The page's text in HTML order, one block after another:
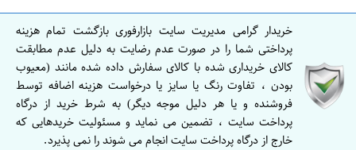
خریدار گرامی مدیریت سایت بازارفوری بازگشت تمام هزینه
پرداختی شما را در صورت عدم رضایت به دلیل عدم مطابقت
کالای خریداری شده با کالای سفارش داده شده مانند (معیوب
بودن ، تفاوت رنگ یا سایز یا درخواست هزینه اضافه توسط
فروشنده و یا هر دلیل موجه دیگر) به شرط خرید از درگاه
پرداخت سایت ، تضمین می نماید و مسئولیت خریدهایی که
خارج از درگاه پرداخت سایت انجام می شوند را نمی پذیرد.